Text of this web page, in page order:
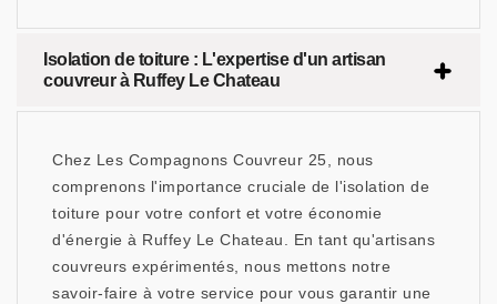
Isolation de toiture : L'expertise d'un artisan
couvreur à Ruffey Le Chateau
Chez Les Compagnons Couvreur 25, nous
comprenons l'importance cruciale de l'isolation de
toiture pour votre confort et votre économie
d'énergie à Ruffey Le Chateau. En tant qu'artisans
couvreurs expérimentés, nous mettons notre
savoir-faire à votre service pour vous garantir une